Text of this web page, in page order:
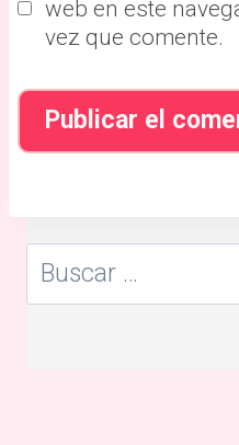
web en este
vez que comente.
Buscar: